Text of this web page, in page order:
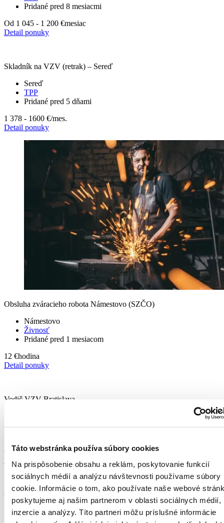
Táto webstránka používa súbory cookies
Na prispôsobenie obsahu a reklám, poskytovanie funkcií
sociálnych médií a analýzu návštevnosti používame súbory
cookie. Informácie o tom, ako používate naše webové
poskytujeme aj našim partnerom v oblasti sociálnych médií,
inzercie a analýzy. Títo partneri môžu príslušné informácie
Pridané pred 8 mesiacmi
Od 1 045 - 1 200 €mesiac
Detail ponuky
Skladník na VZV (retrak) – Sereď
Sereď
TPP
Pridané pred 5 dňami
1 378 - 1600 €/mes.
Detail ponuky
Obsluha zváracieho robota Námestovo (SZČO)
Námestovo
Živnosť
Pridané pred 1 mesiacom
12 €hodina
Detail ponuky
Vodič VZV Bratislava
TPP
Od 1 375 - 1 700 €mesiac - 1350 € mesačne v čistom
Detail ponuky
Operátor výroby – Piešťany
Piešťany
TPP